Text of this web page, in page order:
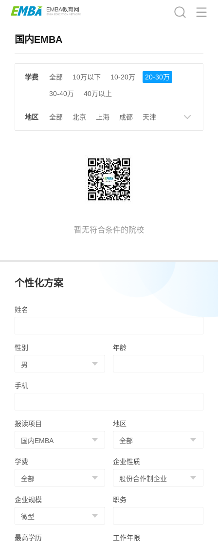
国内EMBA
学费 全部 10万以下 10-20万 20-30万
30-40万 40万以上
地区 全部 北京 上海 成都 天津
山东 安徽
广州
暂无符合条件的院校
个性化方案
姓名
性别 年龄
手机
报读项目 地区
学费 企业性质
企业规模 职务
最高学历 工作年限